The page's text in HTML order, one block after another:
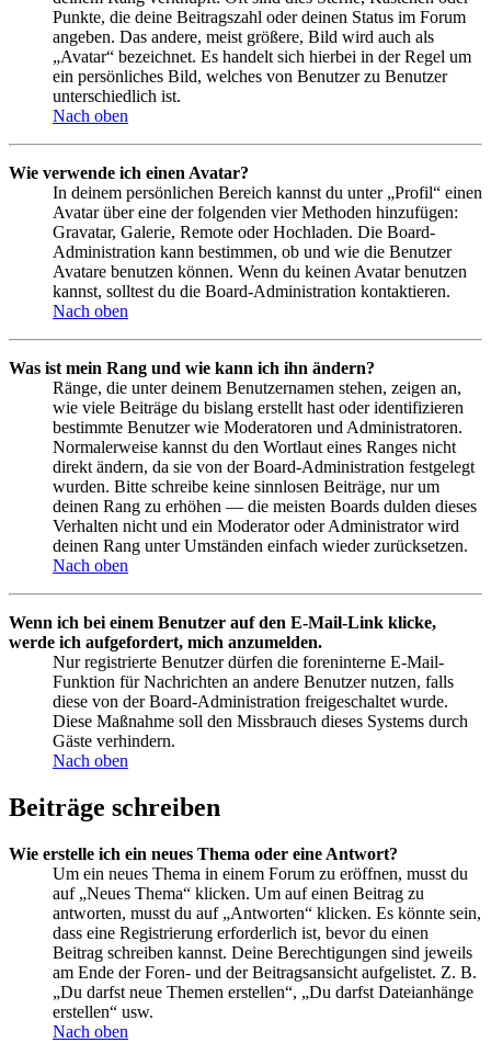
Punkte, die deine Beitragszahl oder deinen Status im Forum
angeben. Das andere, meist größere, Bild wird auch als
„Avatar“ bezeichnet. Es handelt sich hierbei in der Regel um
ein persönliches Bild, welches von Benutzer zu Benutzer
unterschiedlich ist.
Nach oben
Wie verwende ich einen Avatar?
In deinem persönlichen Bereich kannst du unter „Profil“ einen
Avatar über eine der folgenden vier Methoden hinzufügen:
Gravatar, Galerie, Remote oder Hochladen. Die Board-
Administration kann bestimmen, ob und wie die Benutzer
Avatare benutzen können. Wenn du keinen Avatar benutzen
kannst, solltest du die Board-Administration kontaktieren.
Nach oben
Was ist mein Rang und wie kann ich ihn ändern?
Ränge, die unter deinem Benutzernamen stehen, zeigen an,
wie viele Beiträge du bislang erstellt hast oder identifizieren
bestimmte Benutzer wie Moderatoren und Administratoren.
Normalerweise kannst du den Wortlaut eines Ranges nicht
direkt ändern, da sie von der Board-Administration festgelegt
wurden. Bitte schreibe keine sinnlosen Beiträge, nur um
deinen Rang zu erhöhen — die meisten Boards dulden dieses
Verhalten nicht und ein Moderator oder Administrator wird
deinen Rang unter Umständen einfach wieder zurücksetzen.
Nach oben
Wenn ich bei einem Benutzer auf den E-Mail-Link klicke,
werde ich aufgefordert, mich anzumelden.
Nur registrierte Benutzer dürfen die foreninterne E-Mail-
Funktion für Nachrichten an andere Benutzer nutzen, falls
diese von der Board-Administration freigeschaltet wurde.
Diese Maßnahme soll den Missbrauch dieses Systems durch
Gäste verhindern.
Nach oben
Beiträge schreiben
Wie erstelle ich ein neues Thema oder eine Antwort?
Um ein neues Thema in einem Forum zu eröffnen, musst du
auf „Neues Thema“ klicken. Um auf einen Beitrag zu
antworten, musst du auf „Antworten“ klicken. Es könnte sein,
dass eine Registrierung erforderlich ist, bevor du einen
Beitrag schreiben kannst. Deine Berechtigungen sind jeweils
am Ende der Foren- und der Beitragsansicht aufgelistet. Z. B.
„Du darfst neue Themen erstellen“, „Du darfst Dateianhänge
erstellen“ usw.
Nach oben